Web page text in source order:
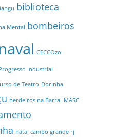
biblioteca
Mental bombeiros
CECCOzo
Industrial
de Teatro Dorinha
herdeiros na Barra IMASC
natal campo grande rj